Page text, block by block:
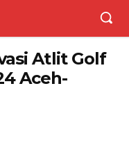
Atlit Golf
Aceh-